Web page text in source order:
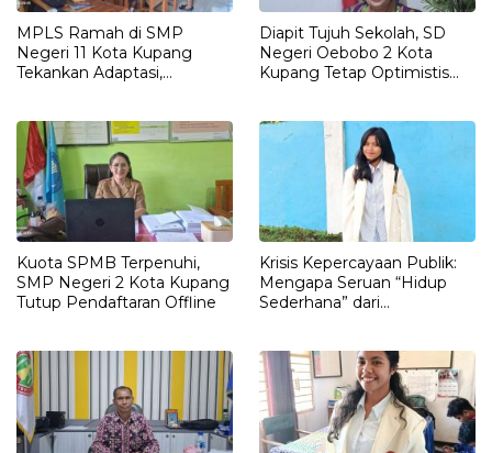
MPLS Ramah di SMP
Negeri 11 Kota Kupang
Tekankan Adaptasi,
Diapit Tujuh Sekolah, SD
Negeri Oebobo 2 Kota
Kupang Tetap Optimistis
Kuota SPMB Terpenuhi,
SMP Negeri 2 Kota Kupang
Tutup Pendaftaran Offline
Krisis Kepercayaan Publik:
Mengapa Seruan “Hidup
Sederhana” dari